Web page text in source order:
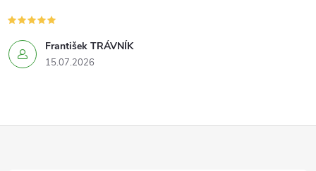
František TRÁVNÍK
15.07.2026